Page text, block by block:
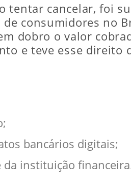
cancelar, foi
consumidores no
dobro o valor
e teve esse direito
bancários digitais;
instituição